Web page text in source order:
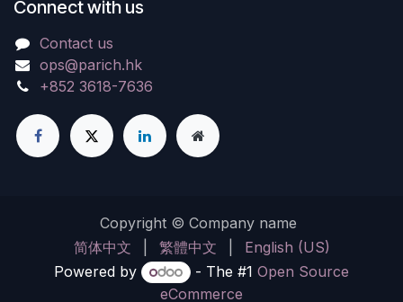
Connect with us
Contact us
ops@parich.hk
+852 3618-7636
Copyright © Company name
简体中文
繁體中文
English (US)
Powered by
- The #1 Open Source
eCommerce